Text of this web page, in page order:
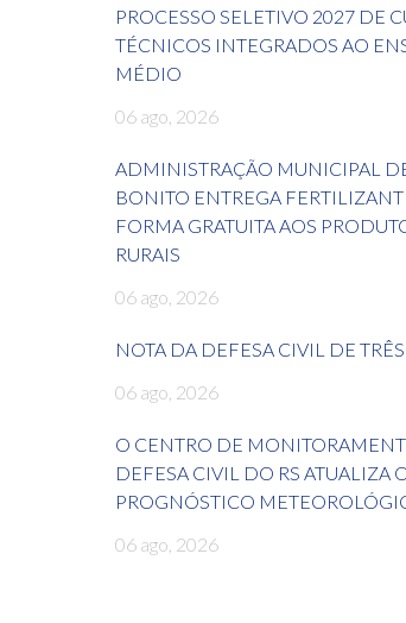
PROCESSO SELETIVO 2027 DE
TÉCNICOS INTEGRADOS AO
MÉDIO
06 ago, 2026
ADMINISTRAÇÃO MUNICIPAL
BONITO ENTREGA
FORMA GRATUITA AOS
RURAIS
06 ago, 2026
NOTA DA DEFESA CIVIL DE TRÊS
06 ago, 2026
O CENTRO DE
DEFESA CIVIL DO RS ATUALIZA
PROGNÓSTICO
06 ago, 2026